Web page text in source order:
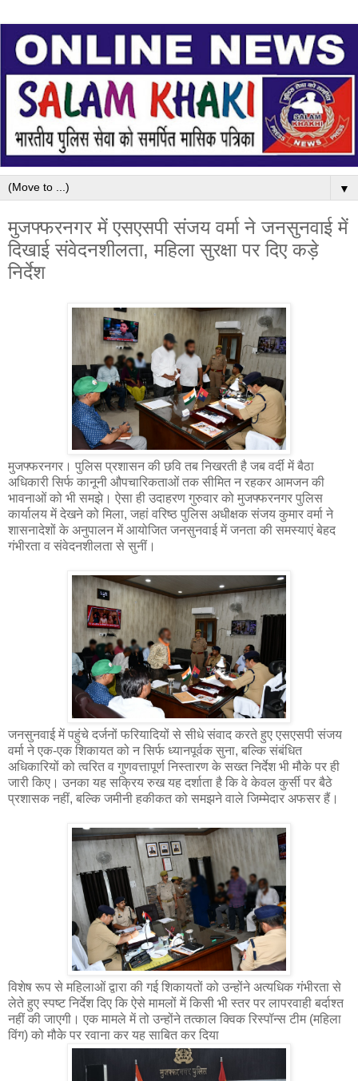
▼
मुजफ्फरनगर में एसएसपी संजय वर्मा ने जनसुनवाई में
दिखाई संवेदनशीलता, महिला सुरक्षा पर दिए कड़े
निर्देश
मुजफ्फरनगर। पुलिस प्रशासन की छवि तब निखरती है जब वर्दी में बैठा
अधिकारी सिर्फ कानूनी औपचारिकताओं तक सीमित न रहकर आमजन की
भावनाओं को भी समझे। ऐसा ही उदाहरण गुरुवार को मुजफ्फरनगर पुलिस
कार्यालय में देखने को मिला, जहां वरिष्ठ पुलिस अधीक्षक संजय कुमार वर्मा ने
शासनादेशों के अनुपालन में आयोजित जनसुनवाई में जनता की समस्याएं बेहद
गंभीरता व संवेदनशीलता से सुनीं।
जनसुनवाई में पहुंचे दर्जनों फरियादियों से सीधे संवाद करते हुए एसएसपी संजय
वर्मा ने एक-एक शिकायत को न सिर्फ ध्यानपूर्वक सुना, बल्कि संबंधित
अधिकारियों को त्वरित व गुणवत्तापूर्ण निस्तारण के सख्त निर्देश भी मौके पर ही
जारी किए। उनका यह सक्रिय रुख यह दर्शाता है कि वे केवल कुर्सी पर बैठे
प्रशासक नहीं, बल्कि जमीनी हकीकत को समझने वाले जिम्मेदार अफसर हैं।
विशेष रूप से महिलाओं द्वारा की गई शिकायतों को उन्होंने अत्यधिक गंभीरता से
लेते हुए स्पष्ट निर्देश दिए कि ऐसे मामलों में किसी भी स्तर पर लापरवाही बर्दाश्त
नहीं की जाएगी। एक मामले में तो उन्होंने तत्काल क्विक रिस्पॉन्स टीम (महिला
विंग) को मौके पर रवाना कर यह साबित कर दिया